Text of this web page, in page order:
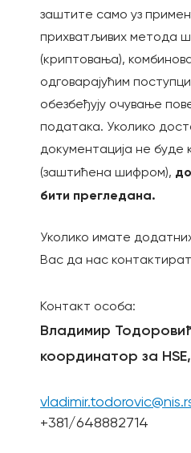
заштите само уз
прихватљивих метода
(криптовања),
одговарајућим
обезбеђују очување
података. Уколико
документација не буде
(заштићена шифром),
бити прегледана.
Уколико имате
Вас да нас
Контакт особa:
Владимир
координатор за НЅЕ,
+381/648882714